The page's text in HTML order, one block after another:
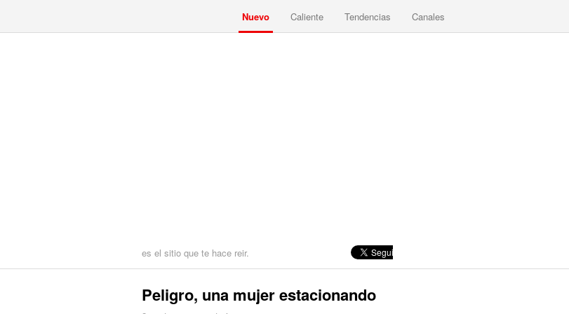
Nuevo Caliente Tendencias Canales
es el sitio que te hace reir.
Peligro, una mujer estacionando